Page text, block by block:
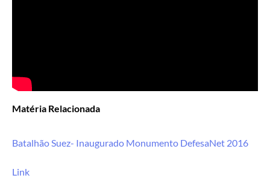
Matéria Relacionada
Batalhão Suez- Inaugurado Monumento DefesaNet 2016
Link